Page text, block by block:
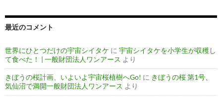
最近のコメント
世界にひとつだけの宇宙シイタケ に 宇宙シイタケを小学生が収穫し
て食べた！ | 一般財団法人ワンアース より
きぼうの桜計画、いよいよ宇宙桜植樹へGo! に きぼうの桜 第1号、
気仙沼で満開一般財団法人ワンアース より